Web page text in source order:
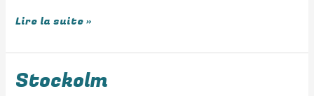
Lire la suite »
Stockolm
Stockolm